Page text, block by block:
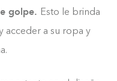
golpe. Esto le brinda
acceder a su ropa y